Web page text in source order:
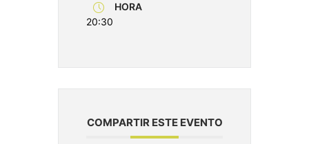
HORA
20:30
COMPARTIR ESTE EVENTO